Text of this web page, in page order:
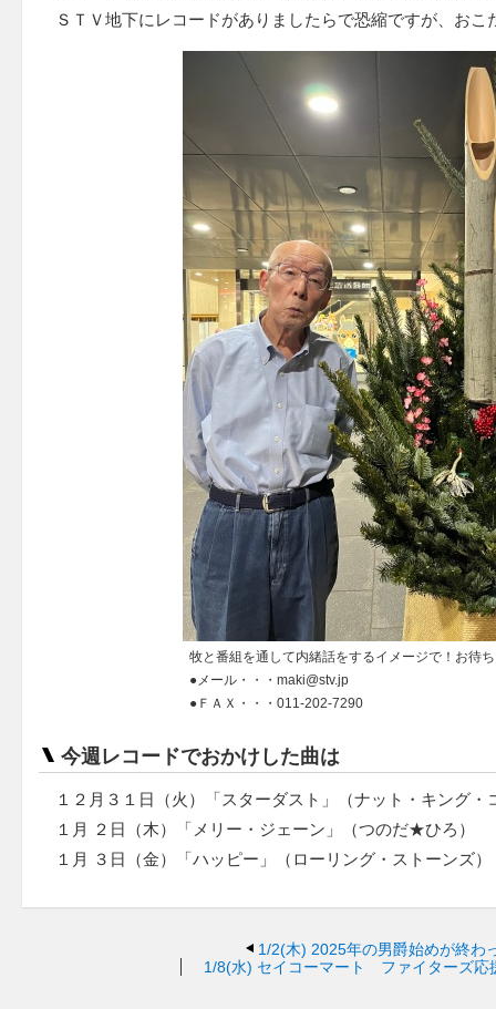
ＳＴＶ地下にレコードがありましたらで恐縮ですが、おこ
牧と番組を通して内緒話をするイメージで！お待
●メール・・・maki@stv.jp
●ＦＡＸ・・・011-202-7290
今週レコードでおかけした曲は
１２月３１日（火）「スターダスト」（ナット・キング・
１月 ２日（木）「メリー・ジェーン」（つのだ★ひろ）
１月 ３日（金）「ハッピー」（ローリング・ストーンズ）
1/2(木) 2025年の男爵始めが終わ
1/8(水) セイコーマート ファイターズ応